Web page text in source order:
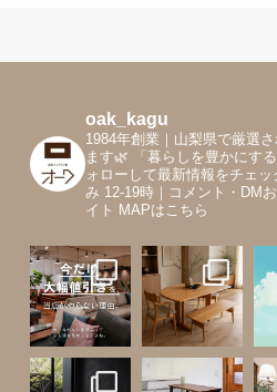
oak_kagu
1984年創業｜山梨県で厳選
ます🌿 「暮らしを豊かにす
ォローして最新情報をチェッ
み 12-19時｜コメント・DM
イト MAPはこちら